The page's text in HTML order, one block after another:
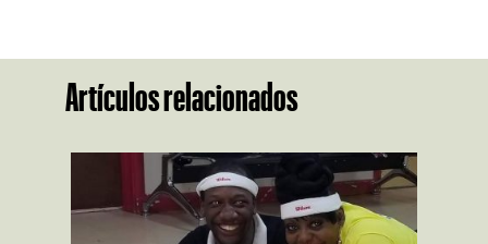
Artículos relacionados